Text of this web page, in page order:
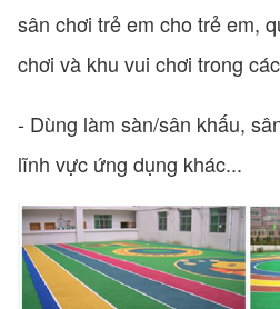
sân chơi trẻ em cho trẻ em,
chơi và khu vui chơi trong
- Dùng làm sàn/sân khấu,
lĩnh vực ứng dụng khác...